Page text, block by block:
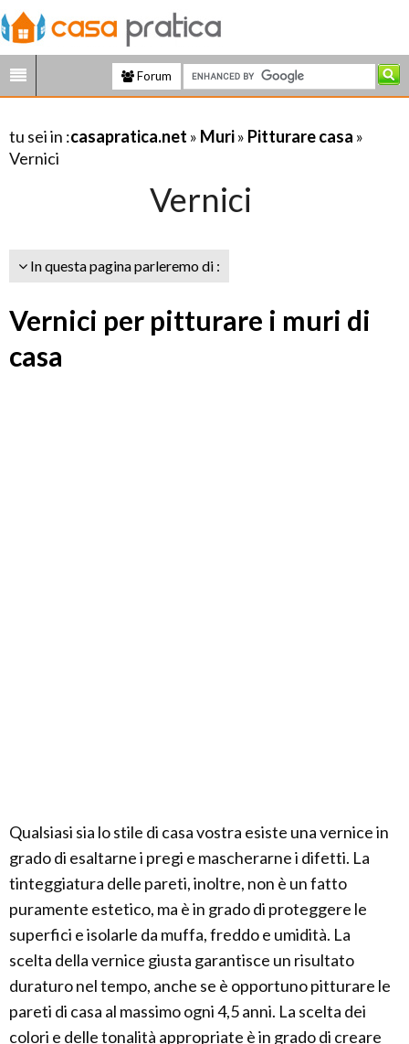
Forum
tu sei in :casapratica.net » Muri» Pitturare casa »
Vernici
Vernici
In questa pagina parleremo di :
Vernici per pitturare i muri di
casa
Qualsiasi sia lo stile di casa vostra esiste una vernice in
grado di esaltarne i pregi e mascherarne i difetti. La
tinteggiatura delle pareti, inoltre, non è un fatto
puramente estetico, ma è in grado di proteggere le
superfici e isolarle da muffa, freddo e umidità. La
scelta della vernice giusta garantisce un risultato
duraturo nel tempo, anche se è opportuno pitturare le
pareti di casa al massimo ogni 4,5 anni. La scelta dei
colori e delle tonalità appropriate è in grado di creare